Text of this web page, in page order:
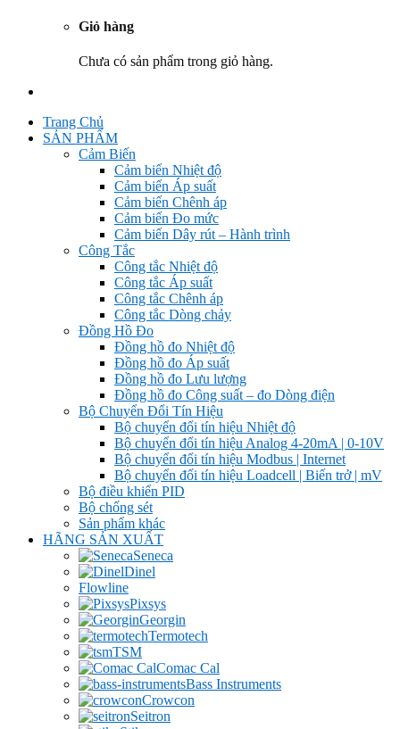
Giỏ hàng
Chưa có sản phẩm trong giỏ hàng.
Trang Chủ
SẢN PHẨM
Cảm Biến
Cảm biến Nhiệt độ
Cảm biến Áp suất
Cảm biến Chênh áp
Cảm biến Đo mức
Cảm biến Dây rút – Hành trình
Công Tắc
Công tắc Nhiệt độ
Công tắc Áp suất
Công tắc Chênh áp
Công tắc Dòng chảy
Đồng Hồ Đo
Đồng hồ đo Nhiệt độ
Đồng hồ đo Áp suất
Đồng hồ đo Lưu lượng
Đồng hồ đo Công suất – đo Dòng điện
Bộ Chuyển Đổi Tín Hiệu
Bộ chuyển đổi tín hiệu Nhiệt độ
Bộ chuyển đổi tín hiệu Analog 4-20mA | 0-10V
Bộ chuyển đổi tín hiệu Modbus | Internet
Bộ chuyển đổi tín hiệu Loadcell | Biến trở | mV
Bộ điều khiển PID
Bộ chống sét
Sản phẩm khác
HÃNG SẢN XUẤT
Seneca
Dinel
Flowline
Pixsys
Georgin
Termotech
TSM
Comac Cal
Bass Instruments
Crowcon
Seitron